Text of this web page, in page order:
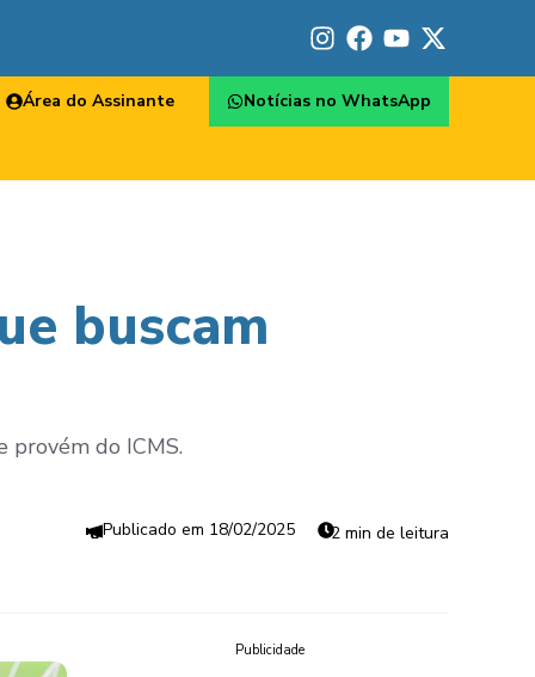
Área do Assinante Notícias no WhatsApp
buscam
provém do ICMS.
18/02/2025 2 min de leitura
Publicidade